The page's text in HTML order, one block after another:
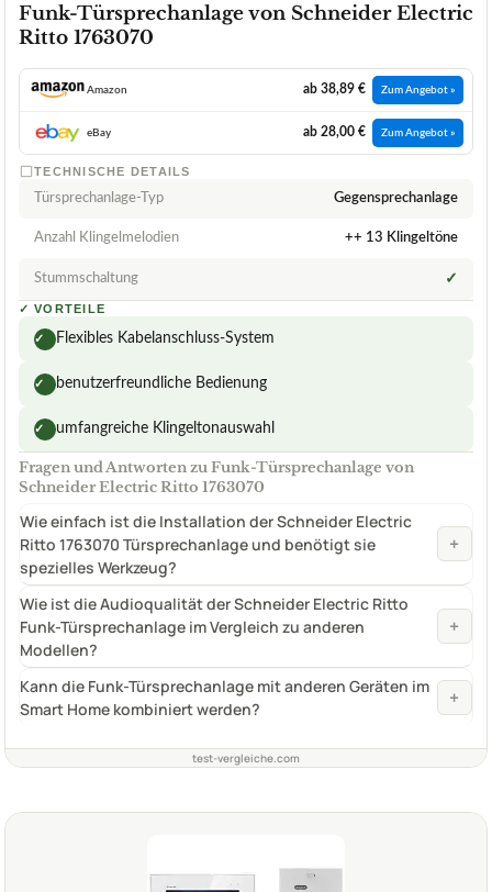
Funk-Türsprechanlage von Schneider Electric
Ritto 1763070
Amazon ab 38,89 € Zum Angebot »
eBay ab 28,00 € Zum Angebot »
TECHNISCHE DETAILS
Türsprechanlage-Typ Gegensprechanlage
Anzahl Klingelmelodien ++ 13 Klingeltöne
Stummschaltung ✓
✓ VORTEILE
✓ Flexibles Kabelanschluss-System
✓ benutzerfreundliche Bedienung
✓ umfangreiche Klingeltonauswahl
Fragen und Antworten zu Funk-Türsprechanlage von
Schneider Electric Ritto 1763070
Wie einfach ist die Installation der Schneider Electric
Ritto 1763070 Türsprechanlage und benötigt sie
spezielles Werkzeug?
+
Wie ist die Audioqualität der Schneider Electric Ritto
Funk-Türsprechanlage im Vergleich zu anderen
Modellen?
+
Kann die Funk-Türsprechanlage mit anderen Geräten im
Smart Home kombiniert werden?
+
test-vergleiche.com